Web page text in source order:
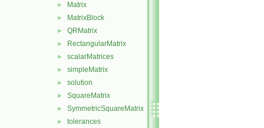
► Matrix
► MatrixBlock
► QRMatrix
► RectangularMatrix
► scalarMatrices
► simpleMatrix
► solution
► SquareMatrix
► SymmetricSquareMatrix
► tolerances